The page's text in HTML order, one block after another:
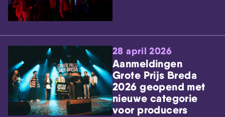
28 april 2026
Aanmeldingen
Grote Prijs Breda
2026 geopend met
nieuwe categorie
voor producers